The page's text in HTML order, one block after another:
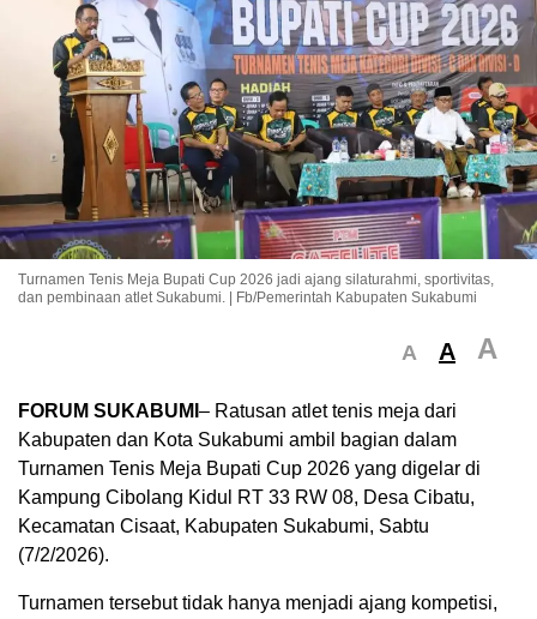
Turnamen Tenis Meja Bupati Cup 2026 jadi ajang silaturahmi, sportivitas,
dan pembinaan atlet Sukabumi. | Fb/Pemerintah Kabupaten Sukabumi
A A A
FORUM SUKABUMI – Ratusan atlet tenis meja dari
Kabupaten dan Kota Sukabumi ambil bagian dalam
Turnamen Tenis Meja Bupati Cup 2026 yang digelar di
Kampung Cibolang Kidul RT 33 RW 08, Desa Cibatu,
Kecamatan Cisaat, Kabupaten Sukabumi, Sabtu
(7/2/2026).
Turnamen tersebut tidak hanya menjadi ajang kompetisi,